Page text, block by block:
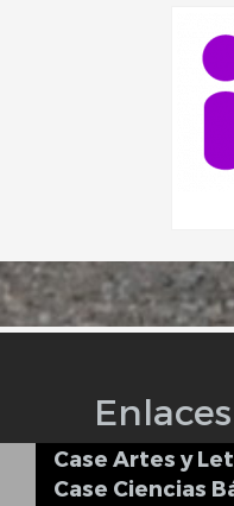
Case Artes y
Case Ciencias